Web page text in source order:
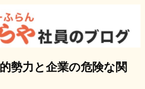
勢力と企業の危険な関